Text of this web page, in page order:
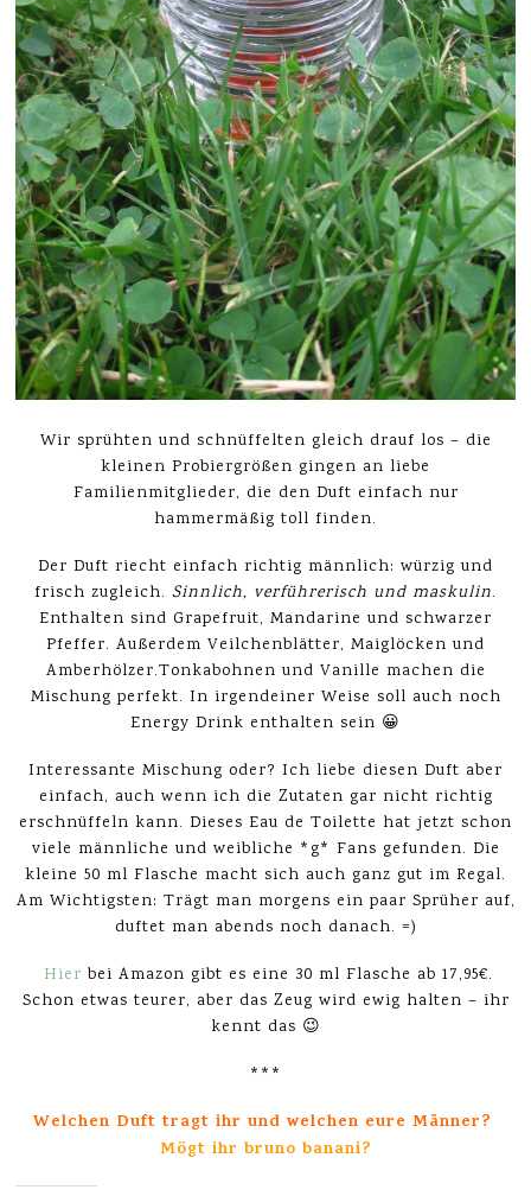
Wir sprühten und schnüffelten gleich drauf los – die
kleinen Probiergrößen gingen an liebe
Familienmitglieder, die den Duft einfach nur
hammermäßig toll finden.
Der Duft riecht einfach richtig männlich: würzig und
frisch zugleich. Sinnlich, verführerisch und maskulin.
Enthalten sind Grapefruit, Mandarine und schwarzer
Pfeffer. Außerdem Veilchenblätter, Maiglöcken und
Amberhölzer.Tonkabohnen und Vanille machen die
Mischung perfekt. In irgendeiner Weise soll auch noch
Energy Drink enthalten sein 😀
Interessante Mischung oder? Ich liebe diesen Duft aber
einfach, auch wenn ich die Zutaten gar nicht richtig
erschnüffeln kann. Dieses Eau de Toilette hat jetzt schon
viele männliche und weibliche *g* Fans gefunden. Die
kleine 50 ml Flasche macht sich auch ganz gut im Regal.
Am Wichtigsten: Trägt man morgens ein paar Sprüher auf,
duftet man abends noch danach. =)
Hier bei Amazon gibt es eine 30 ml Flasche ab 17,95€.
Schon etwas teurer, aber das Zeug wird ewig halten – ihr
kennt das 😉
***
Welchen Duft tragt ihr und welchen eure Männer?
Mögt ihr bruno banani?